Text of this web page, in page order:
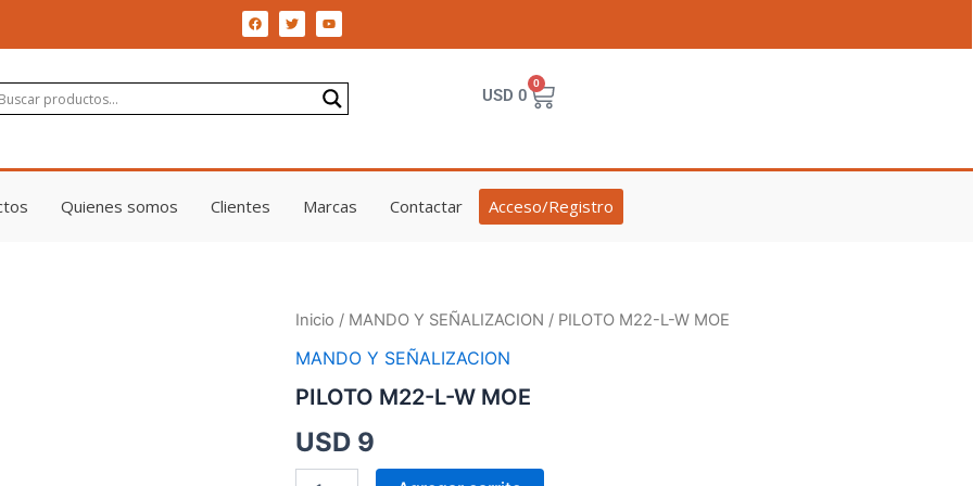
F
a
c
e
o
T
w
i
t
e
Y
o
u
t
b
e
USD 0
0
Cart
Quienes somos Clientes Marcas Contactar Acceso/Registro
Inicio / MANDO Y SEÑALIZACION / PILOTO M22-L-W MOE
MANDO Y SEÑALIZACION
PILOTO M22-L-W MOE
USD 9
PILOTO
L-
MOE